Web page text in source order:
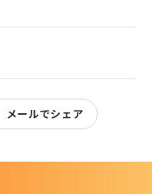
メールでシェア